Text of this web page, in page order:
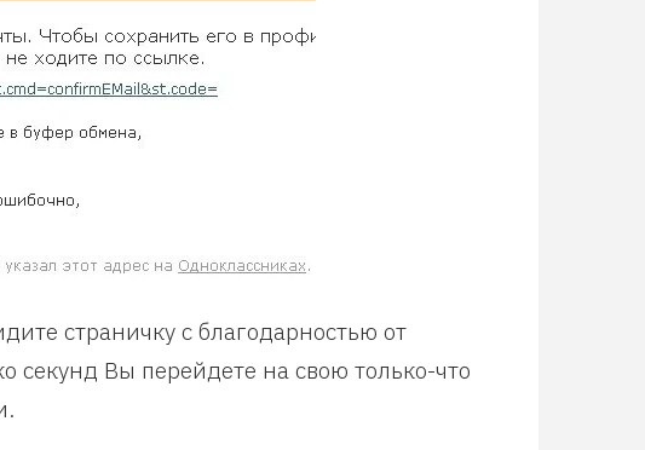
страничку с благодарностью от
секунд Вы перейдете на свою только-что